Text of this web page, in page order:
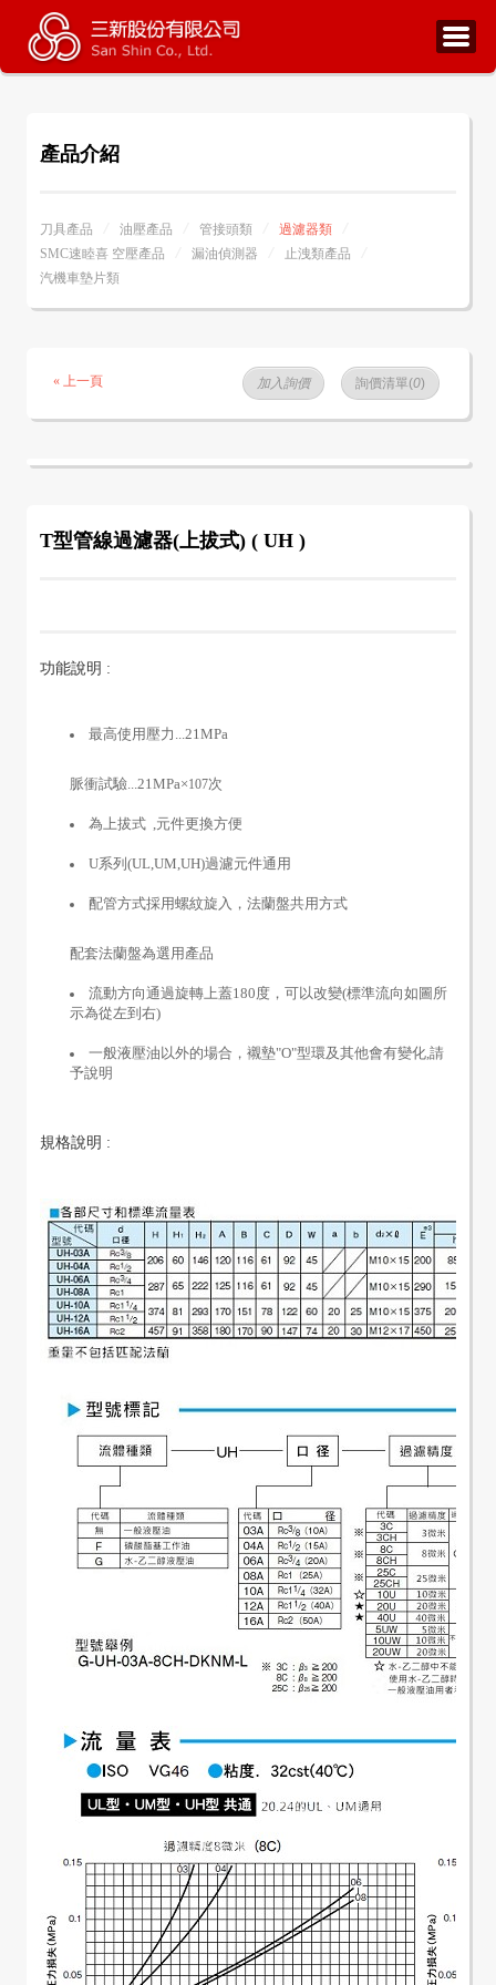
產品介紹
刀具產品 油壓產品 管接頭類
過濾器類
SMC速睦喜 空壓產品
漏油偵測器
止洩類產品
汽機車墊片類
« 上一頁 詢價清單(0)
加入詢價
T型管線過濾器(上拔式) ( UH )
功能說明 :
最高使用壓力...21MPa
脈衝試驗...21MPa×107次
為上拔式 ,元件更換方便
U系列(UL,UM,UH)過濾元件通用
配管方式採用螺紋旋入，法蘭盤共用方式
配套法蘭盤為選用產品
流動方向通過旋轉上蓋180度，可以改變(標準流向如圖所
示為從左到右)
一般液壓油以外的場合，襯墊"O"型環及其他會有變化,請
予說明
規格說明 :